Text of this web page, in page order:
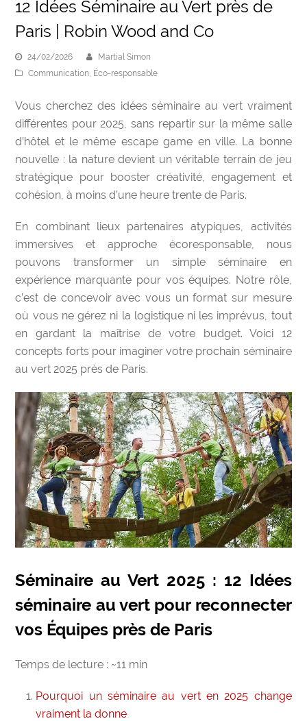
12 Idées Séminaire au Vert près de
Paris | Robin Wood and Co
24/02/2026
Martial Simon
Communication Éco-responsable
Vous cherchez des idées séminaire au vert vraiment
différentes pour 2025, sans repartir sur la même salle
d’hôtel et le même escape game en ville. La bonne
nouvelle : la nature devient un véritable terrain de jeu
stratégique pour booster créativité, engagement et
cohésion, à moins d’une heure trente de Paris.
En combinant lieux partenaires atypiques, activités
immersives et approche écoresponsable, nous
pouvons transformer un simple séminaire en
expérience marquante pour vos équipes. Notre rôle,
c’est de concevoir avec vous un format sur mesure
où vous ne gérez ni la logistique ni les imprévus, tout
en gardant la maîtrise de votre budget. Voici 12
concepts forts pour imaginer votre prochain séminaire
au vert 2025 près de Paris.
Séminaire au Vert 2025 : 12 Idées
séminaire au vert pour reconnecter
vos Équipes près de Paris
Temps de lecture : ~11 min
Pourquoi un séminaire au vert en 2025 change
vraiment la donne